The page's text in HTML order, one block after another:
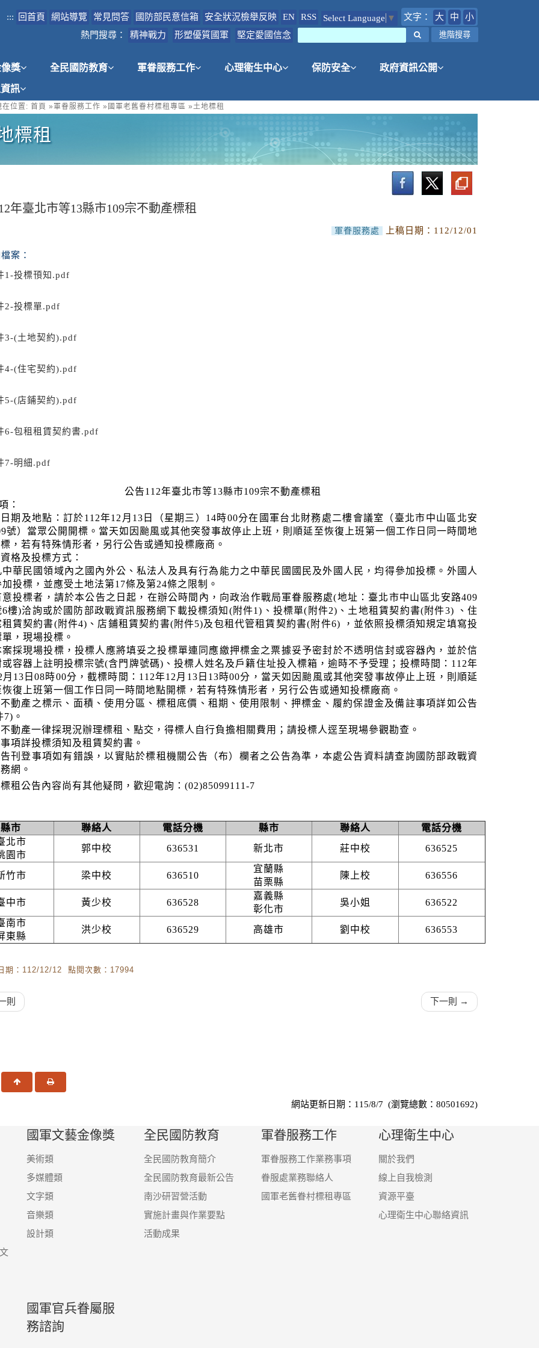
::: 回首頁 網站導覽 常見問答 國防部民意信箱 安全狀況檢舉反映 EN RSS Select Language ▼ 文字： 大 中
小
熱門搜尋：
精神戰力 形塑優質國軍 堅定愛國信念 進階搜尋
獎 全民國防教育 軍眷服務工作 心理衛生中心 保防安全 政府資訊公開
訊
位置: 首頁 »軍眷服務工作 » 國軍老舊眷村標租專區 » 土地標租
標租
年臺北市等13縣市109宗不動產標租
軍眷服務處 上稿日期： 112/12/01
案：
1-投標頇知.pdf
2-投標單.pdf
3-(土地契約).pdf
4-(住宅契約).pdf
5-(店鋪契約).pdf
6-包租租賃契約書.pdf
7-明細.pdf
公告112年臺北市等13縣市109宗不動產標租
：
期及地點：訂於112年12月13日（星期三）14時00分在國軍台北財務處二樓會議室（臺北市中山區北安
號）當眾公開開標。當天如因颱風或其他突發事故停止上班，則順延至恢復上班第一個工作日同一時間地
，若有特殊情形者，另行公告或通知投標廠商。
格及投標方式：
中華民國領域內之國內外公、私法人及具有行為能力之中華民國國民及外國人民，均得參加投標。外國人
加投標，並應受土地法第17條及第24條之限制。
意投標者，請於本公告之日起，在辦公時間內，向政治作戰局軍眷服務處(地址：臺北市中山區北安路409
6樓)洽詢或於國防部政戰資訊服務網下載投標須知(附件1)、投標單(附件2)、土地租賃契約書(附件3) 、住
租賃契約書(附件4)、店鋪租賃契約書(附件5)及包租代管租賃契約書(附件6) ，並依照投標須知規定填寫投
單，現場投標。
案採現場投標，投標人應將填妥之投標單連同應繳押標金之票據妥予密封於不透明信封或容器內，並於信
或容器上註明投標宗號(含門牌號碼)、投標人姓名及戶籍住址投入標箱，逾時不予受理；投標時間：112年
月13日08時00分，截標時間：112年12月13日13時00分，當天如因颱風或其他突發事故停止上班，則順延
恢復上班第一個工作日同一時間地點開標，若有特殊情形者，另行公告或通知投標廠商。
動產之標示、面積、使用分區、標租底價、租期、使用限制、押標金、履約保證金及備註事項詳如公告
7)。
動產一律採現況辦理標租、點交，得標人自行負擔相關費用；請投標人逕至現場參觀勘查。
項詳投標須知及租賃契約書。
刊登事項如有錯誤，以實貼於標租機關公告（布）欄者之公告為準，本處公告資料請查詢國防部政戰資
網。
租公告內容尚有其他疑問，歡迎電詢：(02)85099111-7
縣市 聯絡人 電話分機 縣市 聯絡人
電話分機
北市
園市
郭中校 636531 新北市 莊中校 636525
竹市 梁中校 636510
宜蘭縣
苗栗縣
陳上校 636556
中市 黃少校 636528
嘉義縣
彰化市
吳小姐
636522
南市
東縣
洪少校 636529 高雄市 劉中校 636553
期：112/12/12 點閱次數：17994
則 下一則 →
回頂端 友善列印
網站更新日期：115/8/7 (瀏覽總數：80501692)
國軍文藝金像獎
美術類
多媒體類
文字類
音樂類
設計類
全民國防教育
全民國防教育簡介
全民國防教育最新公告
南沙研習營活動
實施計畫與作業要點
活動成果
軍眷服務工作
軍眷服務工作業務事項
眷服處業務聯絡人
國軍老舊眷村標租專區
心理衛生中心
關於我們
線上自我檢測
資源平臺
心理衛生中心聯絡資訊
國軍官兵眷屬服
務諮詢